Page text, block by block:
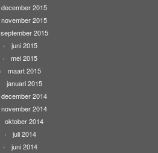
december 2015
november 2015
september 2015
juni 2015
mei 2015
maart 2015
januari 2015
december 2014
november 2014
oktober 2014
juli 2014
juni 2014